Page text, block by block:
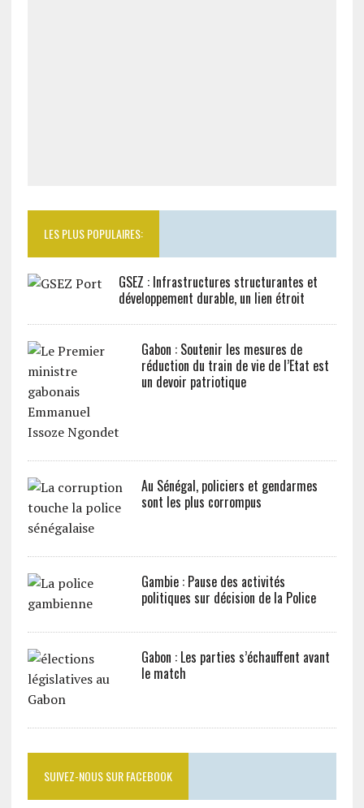
LES PLUS POPULAIRES:
GSEZ : Infrastructures structurantes et
développement durable, un lien étroit
Gabon : Soutenir les mesures de
réduction du train de vie de l’Etat est
un devoir patriotique
Au Sénégal, policiers et gendarmes
sont les plus corrompus
Gambie : Pause des activités
politiques sur décision de la Police
Gabon : Les parties s’échauffent avant
le match
SUIVEZ-NOUS SUR FACEBOOK